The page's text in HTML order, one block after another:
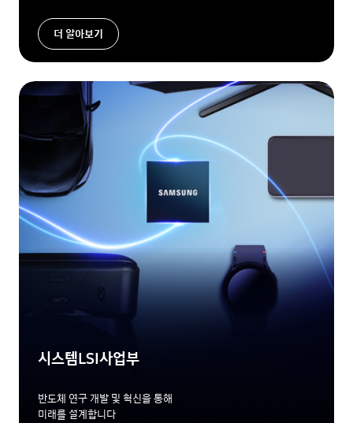
더 알아보기
시스템LSI사업부
반도체 연구 개발 및 혁신을 통해
미래를 설계합니다